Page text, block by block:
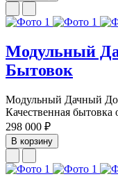
Модульный
Бытовок
Модульный Дачный
Качественная бытовка
298 000 ₽
В корзину